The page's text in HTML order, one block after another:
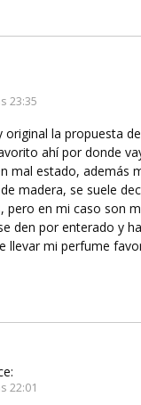
23:35
original la propuesta
ahí por donde
mal estado, además
madera, se suele
pero en mi caso son
den por enterado y
llevar mi perfume
22:01